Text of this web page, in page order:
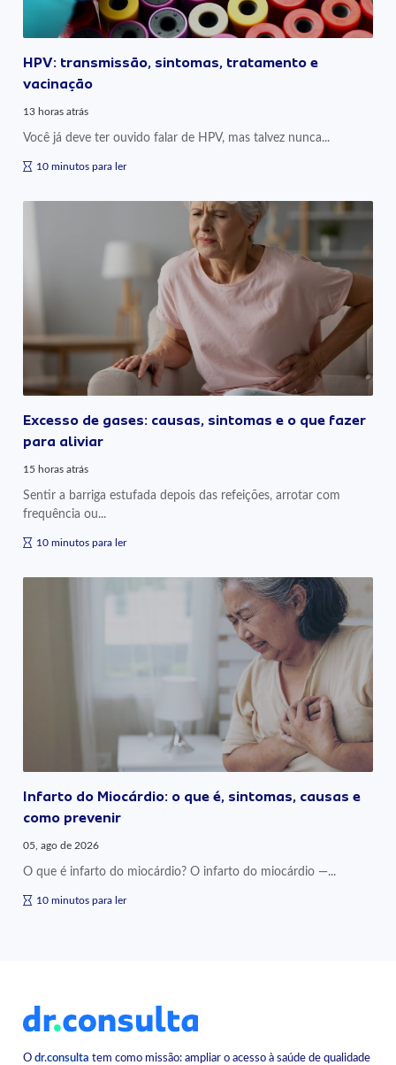
HPV: transmissão, sintomas, tratamento e
vacinação
13 horas atrás
Você já deve ter ouvido falar de HPV, mas talvez nunca...
10 minutos para ler
Excesso de gases: causas, sintomas e o que fazer
para aliviar
15 horas atrás
Sentir a barriga estufada depois das refeições, arrotar com
frequência ou...
10 minutos para ler
Infarto do Miocárdio: o que é, sintomas, causas e
como prevenir
05, ago de 2026
O que é infarto do miocárdio? O infarto do miocárdio —...
10 minutos para ler
Odr.consulta tem como missão: ampliar o acesso à saúde de qualidade